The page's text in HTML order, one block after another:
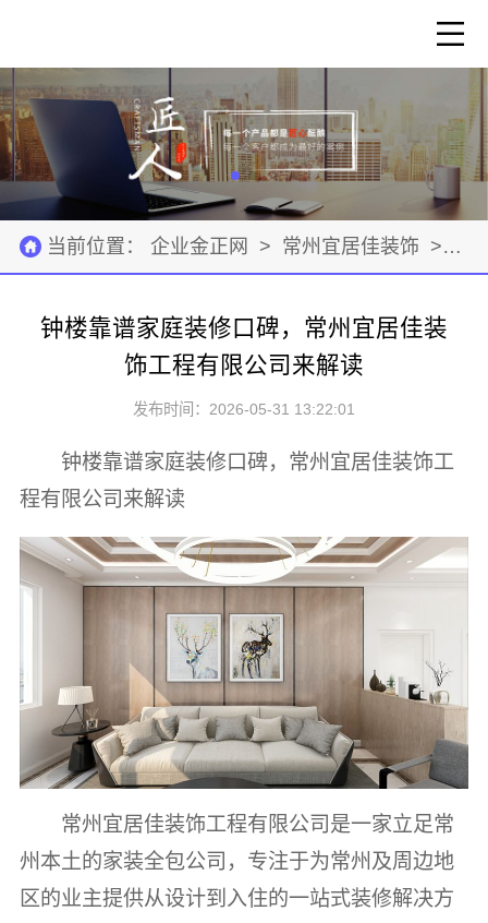
当前位置： 企业金正网 > 常州宜居佳装饰 > 招
钟楼靠谱家庭装修口碑，常州宜居佳装
饰工程有限公司来解读
发布时间：2026-05-31 13:22:01
钟楼靠谱家庭装修口碑，常州宜居佳装饰工
程有限公司来解读
常州宜居佳装饰工程有限公司是一家立足常
州本土的家装全包公司，专注于为常州及周边地
区的业主提供从设计到入住的一站式装修解决方